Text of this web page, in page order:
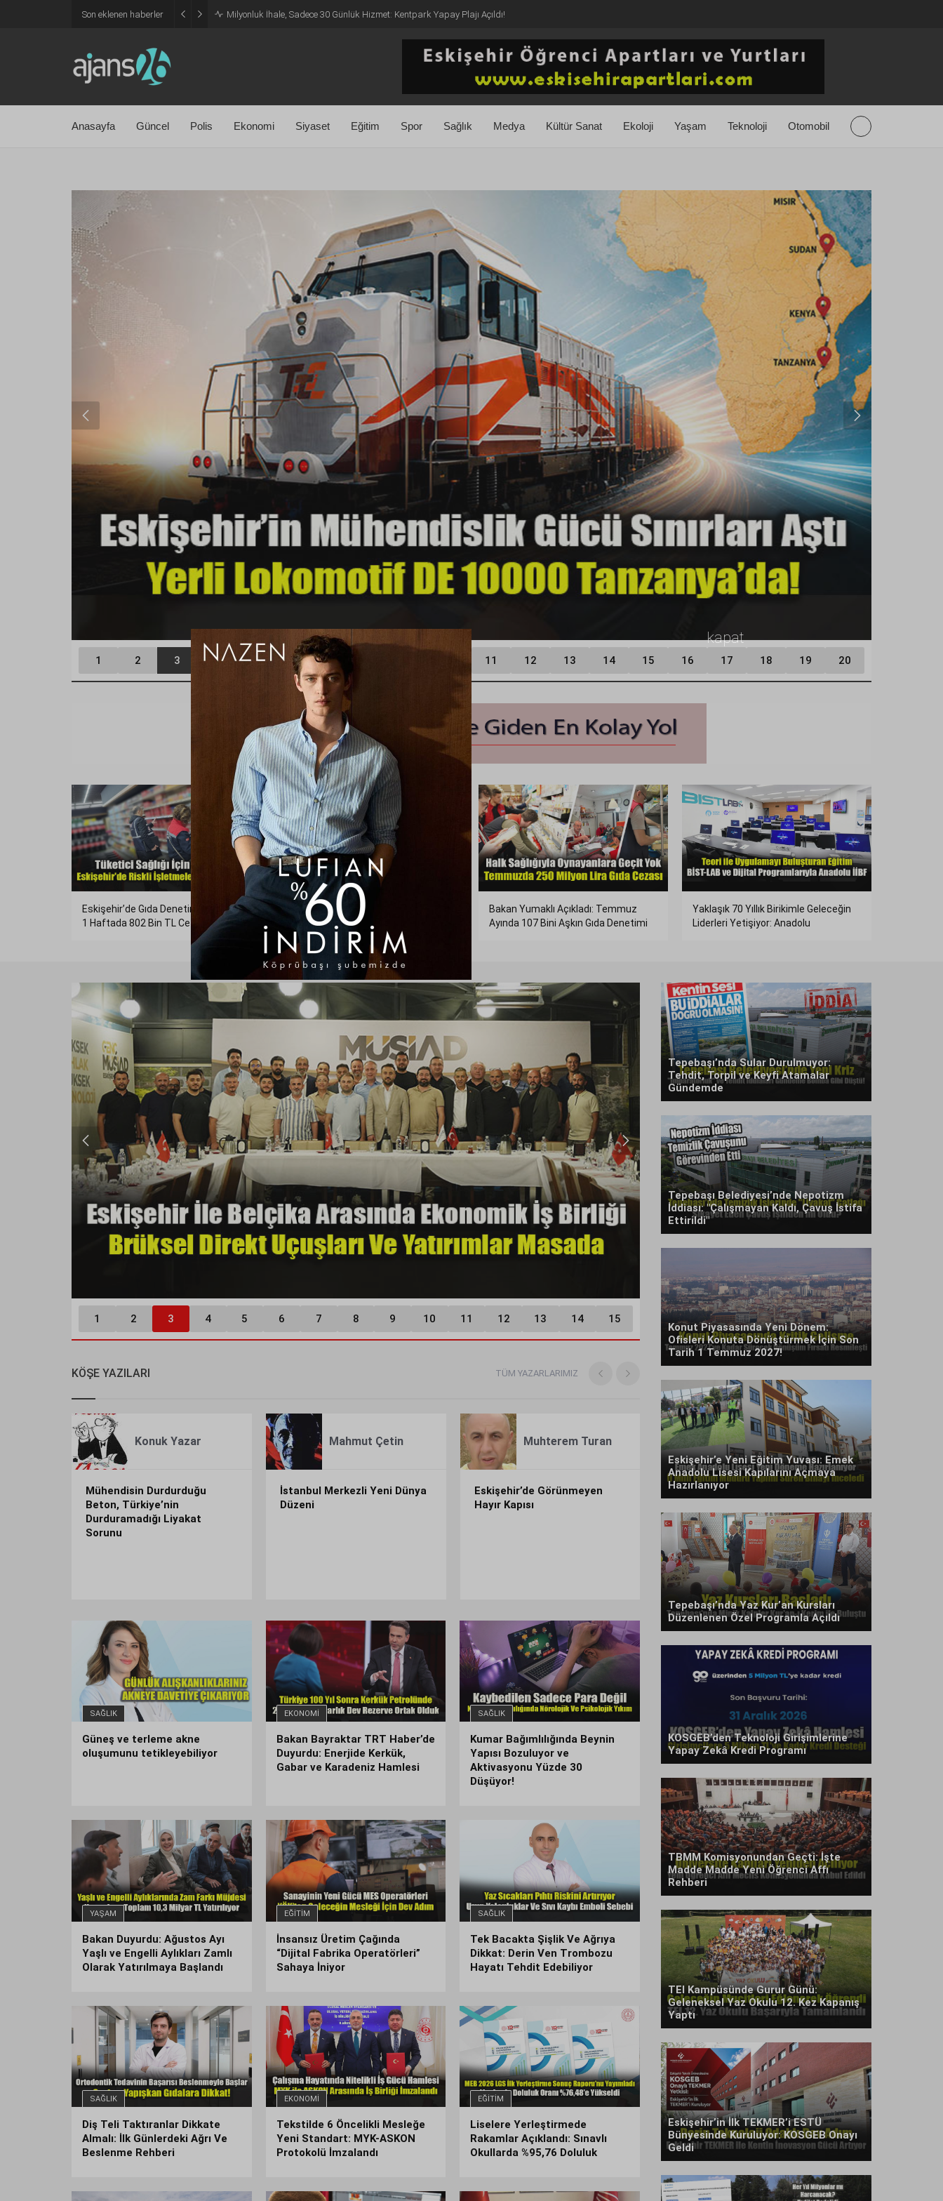
kapat
Son eklenen haberler Milyonluk İhale, Sadece 30 Günlük Hizmet: Kentpark Yapay Plajı Açıldı!
Anasayfa Güncel Polis Ekonomi Siyaset Eğitim Spor Sağlık Medya Kültür Sanat Ekoloji Yaşam Teknoloji Otomobil
1 2 3 4 5 6 7 10 11 12 13 14 15 16 17 18 19 20
Eskişehir’de Gıda Denetimi Bilançosu:
1 Haftada 802 Bin TL Ceza!
Eskişehir’de Hedef Tam İsabet:
Atıcılık Branşı Olimpik Sporcular
Yetiştiriyor
Bakan Yumaklı Açıkladı: Temmuz
Ayında 107 Bini Aşkın Gıda Denetimi
Yaklaşık 70 Yıllık Birikimle Geleceğin
Liderleri Yetişiyor: Anadolu
1 2 3 4 5 6 7 8 9 10 11 12 13 14 15
KÖŞE YAZILARI TÜM YAZARLARIMIZ
KonukYazar
Mühendisin Durdurduğu
Beton, Türkiye’nin
Durduramadığı Liyakat
Sorunu
Mahmut Çetin
İstanbul Merkezli Yeni Dünya
Düzeni
Muhterem Turan
Eskişehir’de Görünmeyen
Hayır Kapısı
Özgür TIKIZ
Şehir Merkezinde Tepinmeyi
SAĞLIK
Güneş ve terleme akne
oluşumunu tetikleyebiliyor
EKONOMI
Bakan Bayraktar TRT Haber’de
Duyurdu: Enerjide Kerkük,
Gabar ve Karadeniz Hamlesi
SAĞLIK
Kumar Bağımlılığında Beynin
Yapısı Bozuluyor ve
Aktivasyonu Yüzde 30
Düşüyor!
YAŞAM
Bakan Duyurdu: Ağustos Ayı
Yaşlı ve Engelli Aylıkları Zamlı
Olarak Yatırılmaya Başlandı
EĞITIM
İnsansız Üretim Çağında
“Dijital Fabrika Operatörleri”
Sahaya İniyor
SAĞLIK
Tek Bacakta Şişlik Ve Ağrıya
Dikkat: Derin Ven Trombozu
Hayatı Tehdit Edebiliyor
SAĞLIK
Diş Teli Taktıranlar Dikkate
Almalı: İlk Günlerdeki Ağrı Ve
Beslenme Rehberi
EKONOMI
Tekstilde 6 Öncelikli Mesleğe
Yeni Standart: MYK-ASKON
Protokolü İmzalandı
EĞITIM
Liselere Yerleştirmede
Rakamlar Açıklandı: Sınavlı
Okullarda %95,76 Doluluk
Tepebaşı’nda Sular Durulmuyor:
Tehdit, Torpil ve Keyfi Atamalar
Gündemde
Tepebaşı Belediyesi’nde Nepotizm
İddiası: "Çalışmayan Kaldı, Çavuş İstifa
Ettirildi"
Konut Piyasasında Yeni Dönem:
Ofisleri Konuta Dönüştürmek İçin Son
Tarih 1 Temmuz 2027!
Eskişehir’e Yeni Eğitim Yuvası: Emek
Anadolu Lisesi Kapılarını Açmaya
Hazırlanıyor
Tepebaşı’nda Yaz Kur’an Kursları
Düzenlenen Özel Programla Açıldı
KOSGEB’den Teknoloji Girişimlerine
Yapay Zekâ Kredi Programı
TBMM Komisyonundan Geçti: İşte
Madde Madde Yeni Öğrenci Affı
Rehberi
TEI Kampüsünde Gurur Günü:
Geleneksel Yaz Okulu 12. Kez Kapanış
Yaptı
Eskişehir’in İlk TEKMER’i ESTÜ
Bünyesinde Kuruluyor: KOSGEB Onayı
Geldi